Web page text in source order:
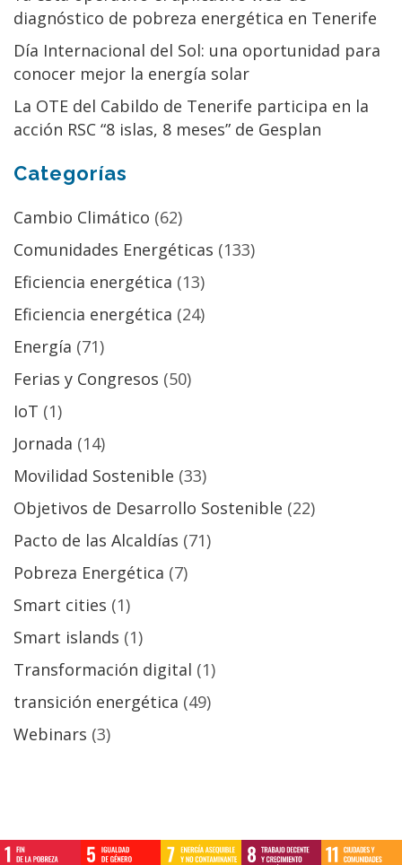
diagnóstico de pobreza energética en Tenerife
Día Internacional del Sol: una oportunidad para
conocer mejor la energía solar
La OTE del Cabildo de Tenerife participa en la
acción RSC “8 islas, 8 meses” de Gesplan
Categorías
Cambio Climático (62)
Comunidades Energéticas (133)
Eficiencia energética (13)
Eficiencia energética (24)
Energía (71)
Ferias y Congresos (50)
IoT (1)
Jornada (14)
Movilidad Sostenible (33)
Objetivos de Desarrollo Sostenible (22)
Pacto de las Alcaldías (71)
Pobreza Energética (7)
Smart cities (1)
Smart islands (1)
Transformación digital (1)
transición energética (49)
Webinars (3)